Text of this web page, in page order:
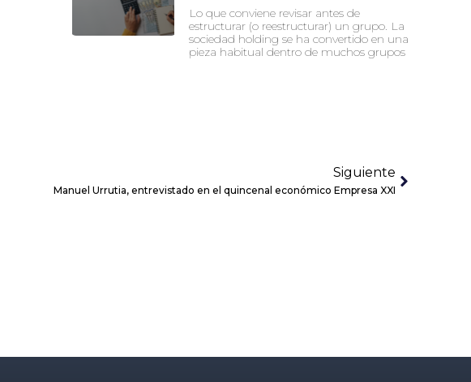
Lo que conviene revisar antes de
estructurar (o reestructurar) un grupo. La
sociedad holding se ha convertido en una
pieza habitual dentro de muchos grupos
Siguiente
Manuel Urrutia, entrevistado en el quincenal económico Empresa XXI